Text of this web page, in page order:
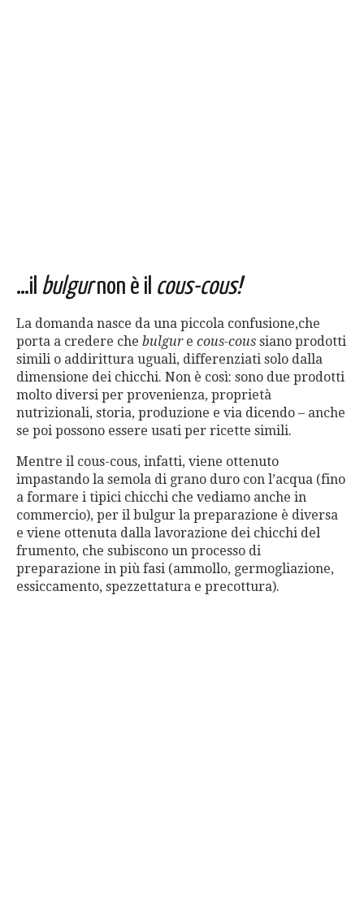
…il bulgurnon è il cous-cous!
La domanda nasce da una piccola confusione,che
porta a credere che bulgure cous-cous siano prodotti
simili o addirittura uguali, differenziati solo dalla
dimensione dei chicchi. Non è così: sono due prodotti
molto diversi per provenienza, proprietà
nutrizionali, storia, produzione e via dicendo – anche
se poi possono essere usati per ricette simili.
Mentre il cous-cous, infatti, viene ottenuto
impastando la semola di grano duro con l’acqua (fino
a formare i tipici chicchi che vediamo anche in
commercio), per il bulgur la preparazione è diversa
e viene ottenuta dalla lavorazione dei chicchi del
frumento, che subiscono un processo di
preparazione in più fasi (ammollo, germogliazione,
essiccamento, spezzettatura e precottura).